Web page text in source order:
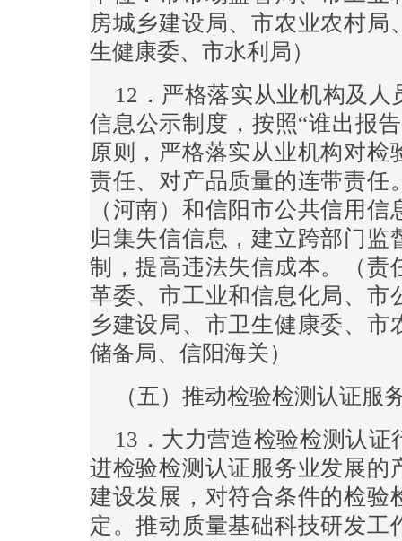
房城乡建设局、市农业农村
生健康委、市水利局）
12．严格落实从业机构及
信息公示制度，按照“谁出报
原则，严格落实从业机构对
责任、对产品质量的连带责任
（河南）和信阳市公共信用
归集失信信息，建立跨部门
制，提高违法失信成本。（责
革委、市工业和信息化局、市
乡建设局、市卫生健康委、
储备局、信阳海关）
（五）推动检验检测认证服
13．大力营造检验检测认
进检验检测认证服务业发展的
建设发展，对符合条件的检验
定。推动质量基础科技研发